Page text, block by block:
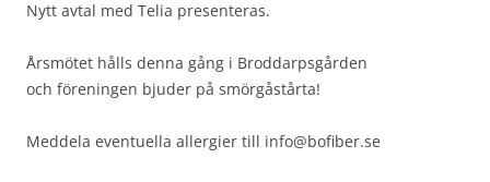
Nytt avtal med Telia presenteras.
Årsmötet hålls denna gång i Broddarpsgården
och föreningen bjuder på smörgåstårta!
Meddela eventuella allergier till info@bofiber.se